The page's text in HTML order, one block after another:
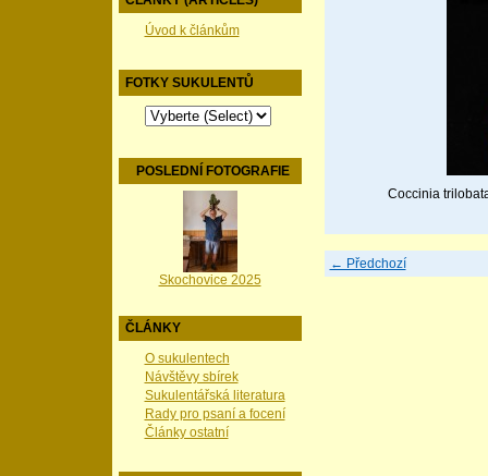
Úvod k článkům
FOTKY SUKULENTŮ
POSLEDNÍ FOTOGRAFIE
Skochovice 2025
ČLÁNKY
O sukulentech
Návštěvy sbírek
Sukulentářská literatura
Rady pro psaní a focení
Články ostatní
Coccinia
← Předchozí